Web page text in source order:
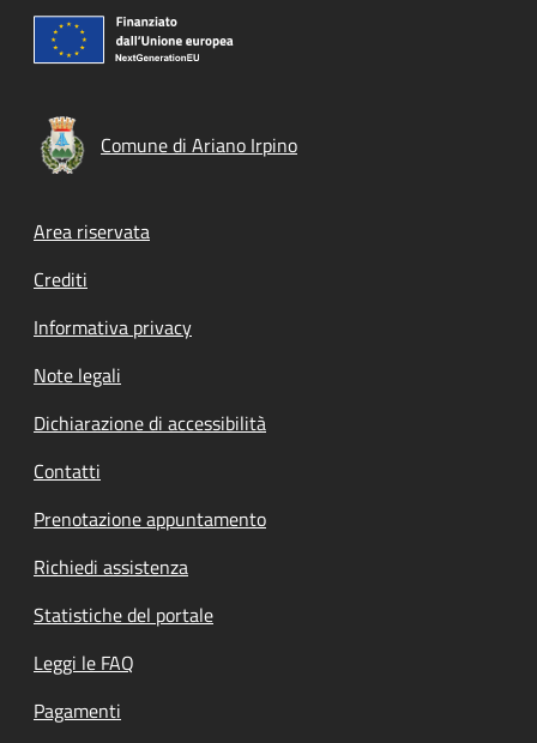
Comune di Ariano Irpino
Footer menu
Area riservata
Crediti
Informativa privacy
Note legali
Dichiarazione di accessibilità
Contatti
Prenotazione appuntamento
Richiedi assistenza
Statistiche del portale
Leggi le FAQ
Pagamenti